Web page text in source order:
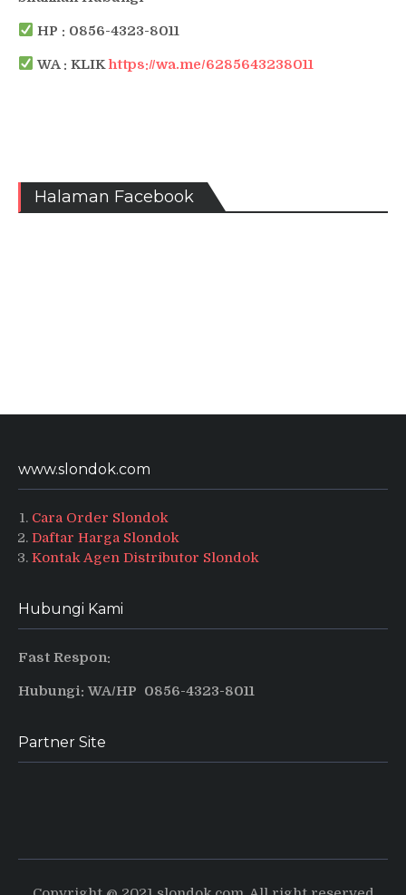
HP : 0856-4323-8011
WA : KLIKhttps://wa.me/6285643238011
Halaman Facebook
www.slondok.com
Cara Order Slondok
Daftar Harga Slondok
Kontak Agen Distributor Slondok
Hubungi Kami
Fast Respon:
Hubungi: WA/HP 0856-4323-8011
Partner Site